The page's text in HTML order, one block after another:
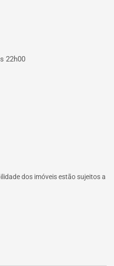
22h00
dos imóveis estão sujeitos a